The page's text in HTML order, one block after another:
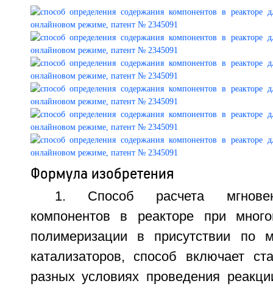
Формула изобретения
1. Способ расчета
компонентов в реакторе при
полимеризации в присутствии по
катализаторов, способ включает
разных условиях проведения